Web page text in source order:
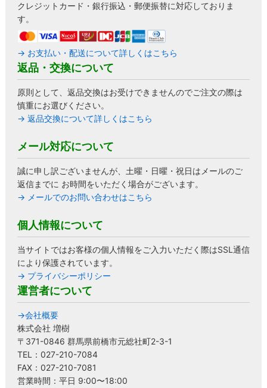
クレジットカード・銀行振込・郵便振替に対応しておりま
す。
→ お支払い・配送について詳しくはこちら
返品・交換について
原則として、返品交換はお受けできませんのでご注文の際は
慎重にお選びください。
→ 返品交換について詳しくはこちら
メール対応について
誠に申し訳ございませんが、土曜・日曜・祝日はメールのご
返信までに お時間をいただく場合がございます。
→ メールでのお問い合わせはこちら
個人情報について
当サイトではお客様の個人情報をご入力いただく際はSSL通信
により保護されています。
→ プライバシーポリシー
運営者について
→会社概要
株式会社 増樹
〒371-0846 群馬県前橋市元総社町2-3-1
TEL：027-210-7084
FAX：027-210-7081
営業時間：平日 9:00〜18:00